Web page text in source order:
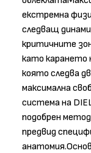
екстремна
следващ
критичните
като карането
която следва
максимална
система на
подобрен
предвид